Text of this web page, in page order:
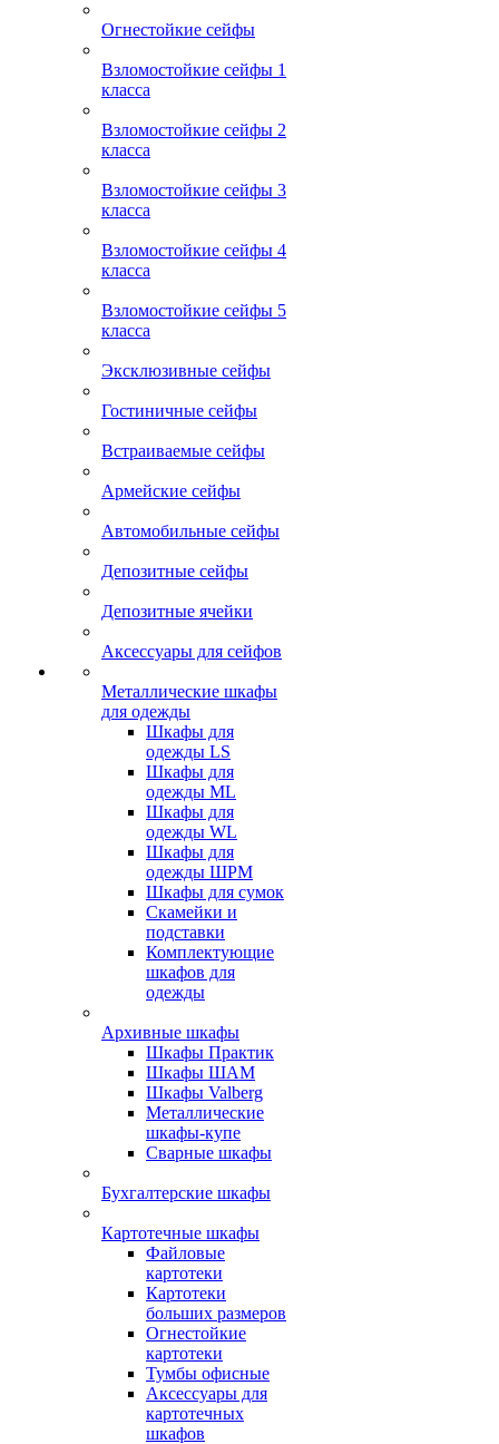
Огнестойкие сейфы
Взломостойкие сейфы 1
класса
Взломостойкие сейфы 2
класса
Взломостойкие сейфы 3
класса
Взломостойкие сейфы 4
класса
Взломостойкие сейфы 5
класса
Эксклюзивные сейфы
Гостиничные сейфы
Встраиваемые сейфы
Армейские сейфы
Автомобильные сейфы
Депозитные сейфы
Депозитные ячейки
Аксессуары для сейфов
Металлические шкафы
для одежды
Шкафы для
одежды LS
Шкафы для
одежды ML
Шкафы для
одежды WL
Шкафы для
одежды ШРМ
Шкафы для сумок
Скамейки и
подставки
Комплектующие
шкафов для
одежды
Архивные шкафы
Шкафы Практик
Шкафы ШАМ
Шкафы Valberg
Металлические
шкафы-купе
Сварные шкафы
Бухгалтерские шкафы
Картотечные шкафы
Файловые
картотеки
Картотеки
больших размеров
Огнестойкие
картотеки
Тумбы офисные
Аксессуары для
картотечных
шкафов